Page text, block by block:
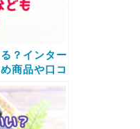
？インター
商品や口コ